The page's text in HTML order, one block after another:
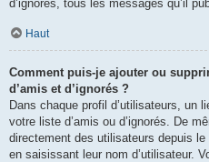
d’ignorés, tous les messages qu’il
Haut
Comment puis-je ajouter ou
d’amis et d’ignorés ?
Dans chaque profil d’utilisateurs, un
votre liste d’amis ou d’ignorés. De
directement des utilisateurs depuis le
en saisissant leur nom d’utilisateur.